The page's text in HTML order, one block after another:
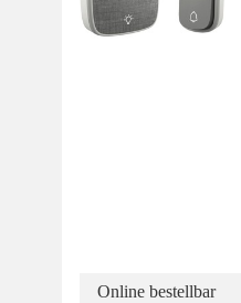
Online bestellbar